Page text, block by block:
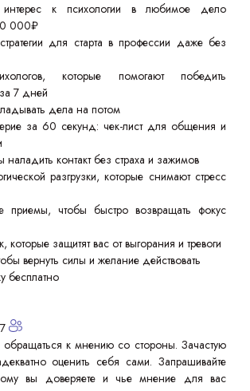
интерес к психологии в любимое дело
000₽
для старта в профессии даже без
которые помогают победить
7 дней
дела на потом
за 60 секунд: чек-лист для общения и
контакт без страха и зажимов
разгрузки, которые снимают стресс
приемы, чтобы быстро возвращать фокус
которые защитят вас от выгорания и тревоги
вернуть силы и желание действовать
бесплатно
к мнению со стороны. Зачастую
оценить себя сами. Запрашивайте
вы доверяете и чье мнение для вас